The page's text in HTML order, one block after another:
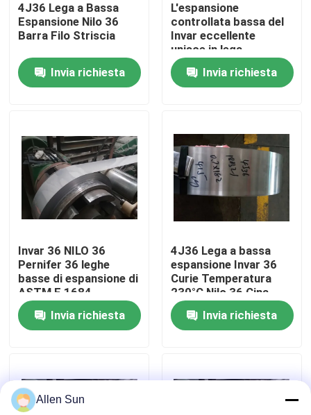
Casa.
Prodotti
Su di noi
Visita alla fabbrica
Contattaci
Notizie
Chiedi un preventivo
4J36 Lega a Bassa
Espansione Nilo 36
Barra Filo Striscia
Invia richiesta
L'espansione
controllata bassa del
Invar eccellente
unisce in lega
-60~80°C 4J32 con il
mn 0.20~0.60
Invia richiesta
Invar 36 NILO 36
Pernifer 36 leghe
basse di espansione di
ASTM F 1684
Invia richiesta
4J36 Lega a bassa
espansione Invar 36
Curie Temperatura
230°C Nilo 36 Cina
Origine Spedizione
rapidaInvia richiesta
Allen Sun